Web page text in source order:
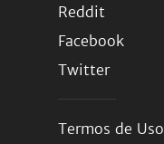
Reddit
Facebook
Twitter
Termos de Uso